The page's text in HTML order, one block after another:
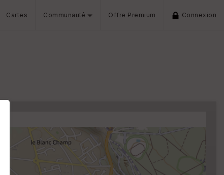
Cartes Communauté Offre Premium Connexion